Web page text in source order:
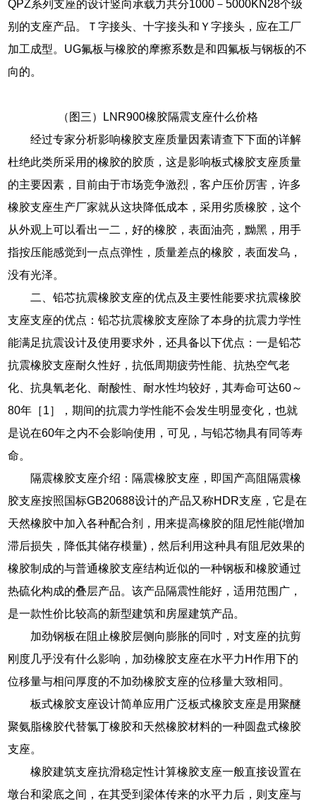
QPZ系列支座的设计竖向承载力共分1000－5000KN28个级
别的支座产品。Ｔ字接头、十字接头和Ｙ字接头，应在工厂
加工成型。UG氟板与橡胶的摩擦系数是和四氟板与钢板的不
向的。
（图三）LNR900橡胶隔震支座什么价格
经过专家分析影响橡胶支座质量因素请查下下面的详解
杜绝此类所采用的橡胶的胶质，这是影响板式橡胶支座质量
的主要因素，目前由于市场竞争激烈，客户压价厉害，许多
橡胶支座生产厂家就从这块降低成本，采用劣质橡胶，这个
从外观上可以看出一二，好的橡胶，表面油亮，黝黑，用手
指按压能感觉到一点点弹性，质量差点的橡胶，表面发乌，
没有光泽。
二、铅芯抗震橡胶支座的优点及主要性能要求抗震橡胶
支座支座的优点：铅芯抗震橡胶支座除了本身的抗震力学性
能满足抗震设计及使用要求外，还具备以下优点：一是铅芯
抗震橡胶支座耐久性好，抗低周期疲劳性能、抗热空气老
化、抗臭氧老化、耐酸性、耐水性均较好，其寿命可达60～
80年［1］，期间的抗震力学性能不会发生明显变化，也就
是说在60年之内不会影响使用，可见，与铅芯物具有同等寿
命。
隔震橡胶支座介绍：隔震橡胶支座，即国产高阻隔震橡
胶支座按照国标GB20688设计的产品又称HDR支座，它是在
天然橡胶中加入各种配合剂，用来提高橡胶的阻尼性能(增加
滞后损失，降低其储存模量)，然后利用这种具有阻尼效果的
橡胶制成的与普通橡胶支座结构近似的一种钢板和橡胶通过
热硫化构成的叠层产品。该产品隔震性能好，适用范围广，
是一款性价比较高的新型建筑和房屋建筑产品。
加劲钢板在阻止橡胶层侧向膨胀的同吋，对支座的抗剪
刚度几乎没有什么影响，加劲橡胶支座在水平力H作用下的
位移量与相问厚度的不加劲橡胶支座的位移量大致相同。
板式橡胶支座设计简单应用广泛板式橡胶支座是用聚醚
聚氨脂橡胶代替氯丁橡胶和天然橡胶材料的一种圆盘式橡胶
支座。
橡胶建筑支座抗滑稳定性计算橡胶支座一般直接设置在
墩台和梁底之间，在其受到梁体传来的水平力后，则支座与